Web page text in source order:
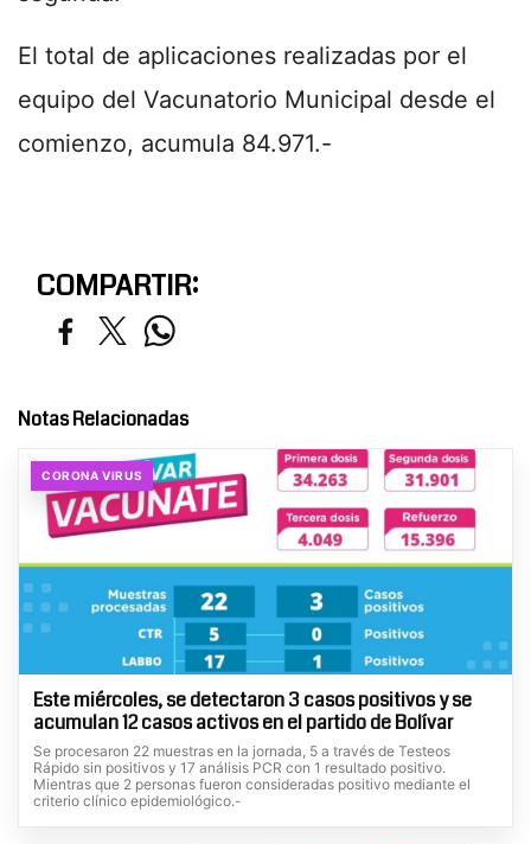
El total de aplicaciones realizadas por el
equipo del Vacunatorio Municipal desde el
comienzo, acumula 84.971.-
COMPARTIR:
Notas Relacionadas
CORONA VIRUS
Este miércoles, se detectaron 3 casos positivos y se
acumulan 12 casos activos en el partido de Bolívar
Se procesaron 22 muestras en la jornada, 5 a través de Testeos
Rápido sin positivos y 17 análisis PCR con 1 resultado positivo.
Mientras que 2 personas fueron consideradas positivo mediante el
criterio clínico epidemiológico.-